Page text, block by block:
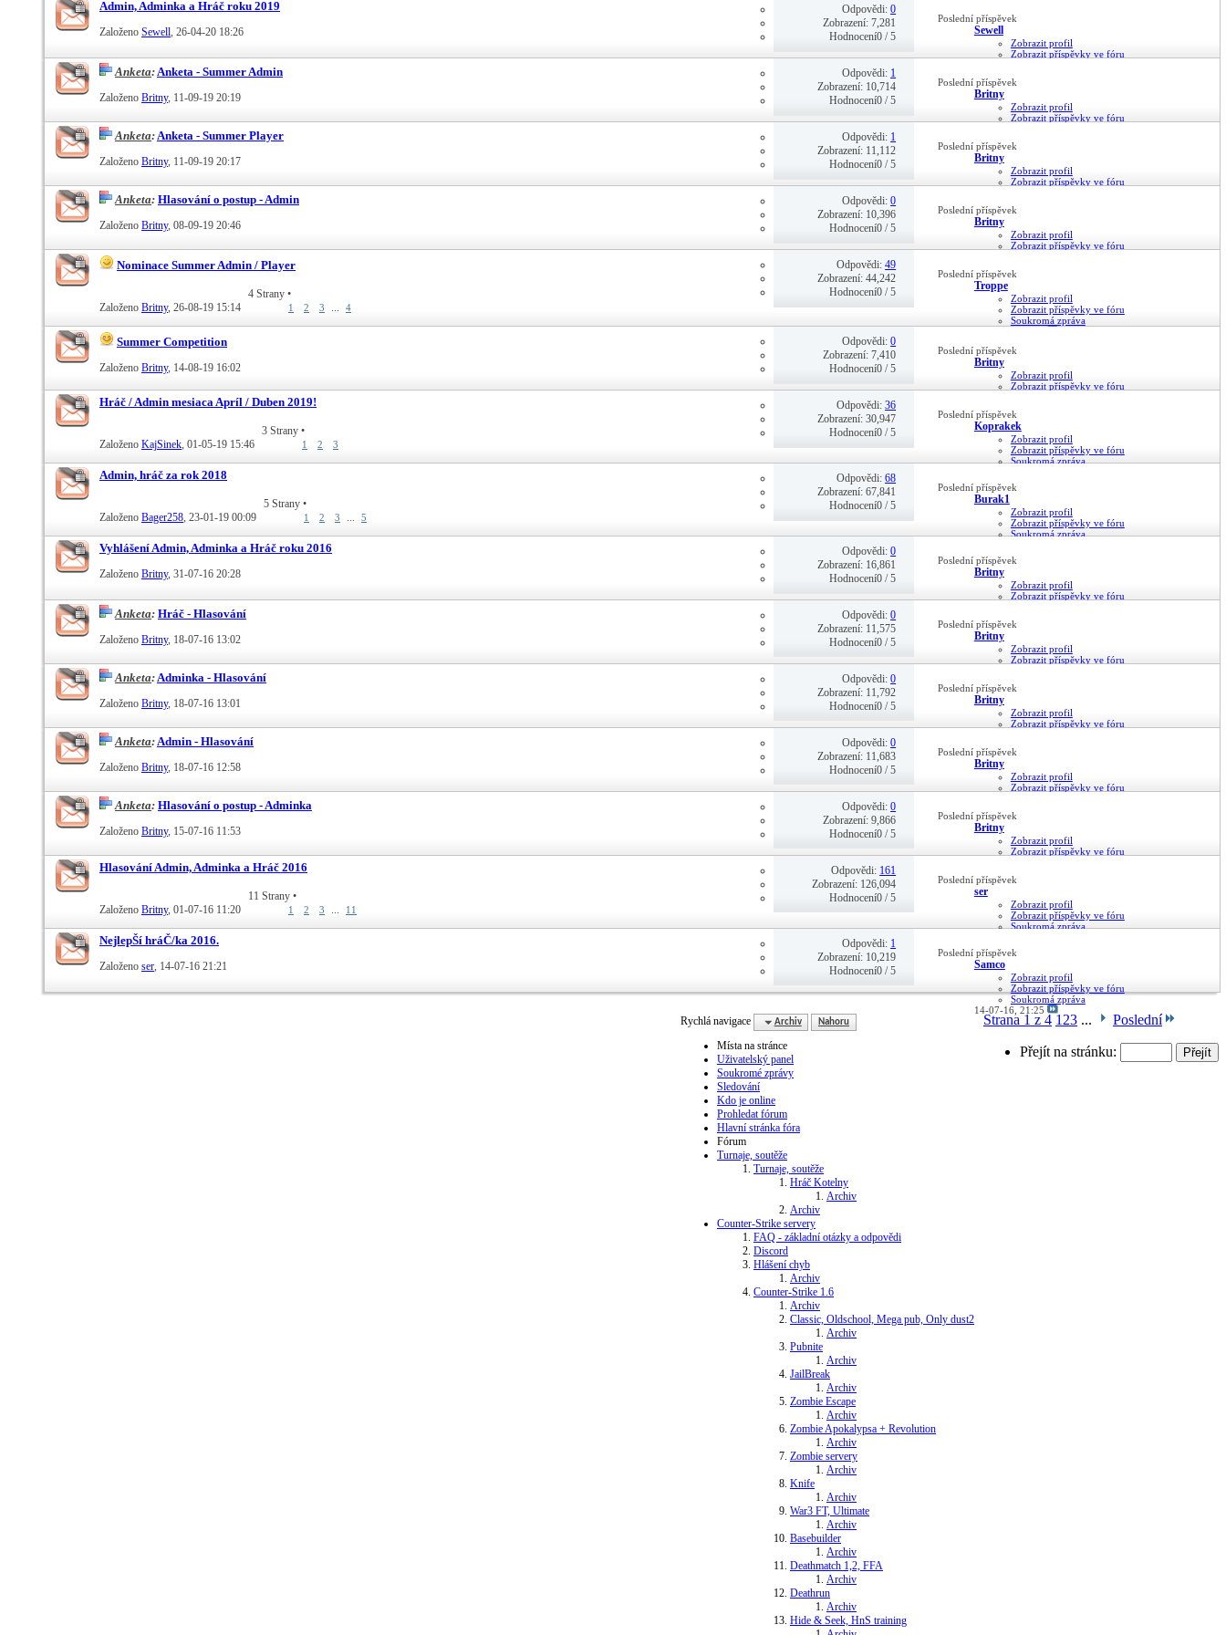
Admin, Adminka a Hráč roku 2019
Založeno Sewell‎, 26-04-20 18:26
Odpovědi:0
Zobrazení: 7,281
Hodnocení0 / 5
Poslední příspěvek
Sewell
Zobrazit profil
Zobrazit příspěvky ve fóru
Anketa:Anketa - Summer Admin
Založeno Britny‎, 11-09-19 20:19
Odpovědi: 1
Zobrazení: 10,714
Hodnocení0 / 5
Poslední příspěvek
Britny
Zobrazit profil
Zobrazit příspěvky ve fóru
Anketa:Anketa - Summer Player
Založeno Britny‎, 11-09-19 20:17
Odpovědi: 1
Zobrazení: 11,112
Hodnocení0 / 5
Poslední příspěvek
Britny
Zobrazit profil
Zobrazit příspěvky ve fóru
Anketa: Hlasování o postup - Admin
Založeno Britny‎, 08-09-19 20:46
Odpovědi:0
Zobrazení: 10,396
Hodnocení0 / 5
Poslední příspěvek
Britny
Zobrazit profil
Zobrazit příspěvky ve fóru
Nominace Summer Admin / Player
Založeno Britny‎, 26-08-19 15:14
4 Strany •
1 2 3 ... 4
Odpovědi:49
Zobrazení: 44,242
Hodnocení0 / 5
Poslední příspěvek
Troppe
Zobrazit profil
Zobrazit příspěvky ve fóru
Soukromá zpráva
Summer Competition
Založeno Britny‎, 14-08-19 16:02
Odpovědi:0
Zobrazení: 7,410
Hodnocení0 / 5
Poslední příspěvek
Britny
Zobrazit profil
Zobrazit příspěvky ve fóru
Hráč / Admin mesiaca Apríl / Duben 2019!
Založeno KajSinek‎, 01-05-19 15:46
3 Strany •
1 2 3
Odpovědi:36
Zobrazení: 30,947
Hodnocení0 / 5
Poslední příspěvek
Koprakek
Zobrazit profil
Zobrazit příspěvky ve fóru
Soukromá zpráva
Admin, hráč za rok 2018
Založeno Bager258‎, 23-01-19 00:09
5 Strany •
1 2 3 ... 5
Odpovědi:68
Zobrazení: 67,841
Hodnocení0 / 5
Poslední příspěvek
Burak1
Zobrazit profil
Zobrazit příspěvky ve fóru
Soukromá zpráva
Vyhlášení Admin, Adminka a Hráč roku 2016
Založeno Britny‎, 31-07-16 20:28
Odpovědi:0
Zobrazení: 16,861
Hodnocení0 / 5
Poslední příspěvek
Britny
Zobrazit profil
Zobrazit příspěvky ve fóru
Anketa: Hráč - Hlasování
Založeno Britny‎, 18-07-16 13:02
Odpovědi:0
Zobrazení: 11,575
Hodnocení0 / 5
Poslední příspěvek
Britny
Zobrazit profil
Zobrazit příspěvky ve fóru
Anketa:Adminka - Hlasování
Založeno Britny‎, 18-07-16 13:01
Odpovědi:0
Zobrazení: 11,792
Hodnocení0 / 5
Poslední příspěvek
Britny
Zobrazit profil
Zobrazit příspěvky ve fóru
Anketa: Admin - Hlasování
Založeno Britny‎, 18-07-16 12:58
Odpovědi:0
Zobrazení: 11,683
Hodnocení0 / 5
Poslední příspěvek
Britny
Zobrazit profil
Zobrazit příspěvky ve fóru
Anketa: Hlasování o postup - Adminka
Založeno Britny‎, 15-07-16 11:53
Odpovědi:0
Zobrazení: 9,866
Hodnocení0 / 5
Poslední příspěvek
Britny
Zobrazit profil
Zobrazit příspěvky ve fóru
Hlasování Admin, Adminka a Hráč 2016
Založeno Britny‎, 01-07-16 11:20
11 Strany •
1 2 3 ... 11
Odpovědi: 161
Zobrazení: 126,094
Hodnocení0 / 5
Poslední příspěvek
ser
Zobrazit profil
Zobrazit příspěvky ve fóru
Soukromá zpráva
NejlepŠí hráČ/ka 2016.
Založeno ser‎, 14-07-16 21:21
Odpovědi: 1
Zobrazení: 10,219
Hodnocení0 / 5
Poslední příspěvek
Samco
Zobrazit profil
Zobrazit příspěvky ve fóru
Soukromá zpráva
14-07-16, 21:25
Strana 1 z 4 1 23 ... Poslední
Přejít na stránku:
Rychlá navigace Archiv Nahoru
Místa na stránce
Uživatelský panel
Soukromé zprávy
Sledování
Kdo je online
Prohledat fórum
Hlavní stránka fóra
Fórum
Turnaje, soutěže
Turnaje, soutěže
Hráč Kotelny
Archiv
Archiv
Counter-Strike servery
FAQ - základní otázky a odpovědi
Discord
Hlášení chyb
Archiv
Counter-Strike 1.6
Archiv
Classic, Oldschool, Mega pub, Only dust2
Archiv
Pubnite
Archiv
JailBreak
Archiv
Zombie Escape
Archiv
Zombie Apokalypsa + Revolution
Archiv
Zombie servery
Archiv
Knife
Archiv
War3 FT, Ultimate
Archiv
Basebuilder
Archiv
Deathmatch 1,2, FFA
Archiv
Deathrun
Archiv
Hide & Seek, HnS training